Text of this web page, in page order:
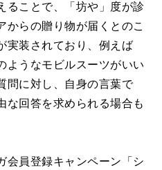
ることで、「坊や」度が診
からの贈り物が届くとのこ
実装されており、例えば
ようなモビルスーツがいい
問に対し、自身の言葉で
な回答を求められる場合も
員登録キャンペーン「シ